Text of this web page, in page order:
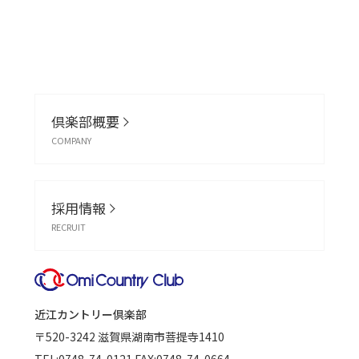
倶楽部概要
COMPANY
採用情報
RECRUIT
近江カントリー倶楽部
〒520-3242 滋賀県湖南市菩提寺1410